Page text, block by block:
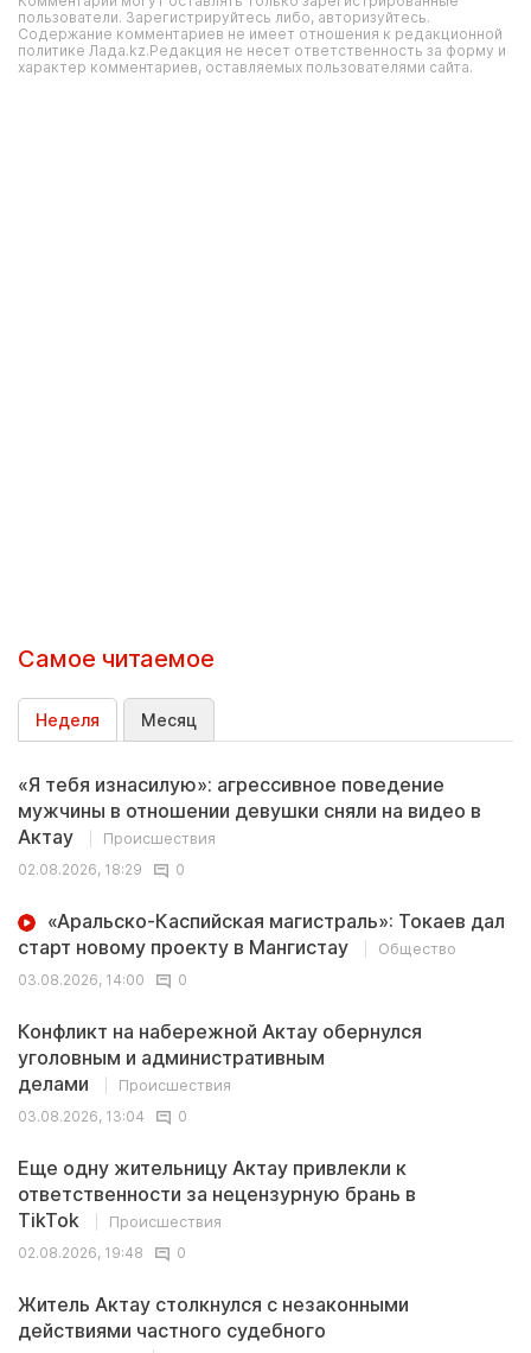
пользователи. Зарегистрируйтесь либо, авторизуйтесь.
Содержание комментариев не имеет отношения к редакционной
политике Лада.kz.Редакция не несет ответственность за форму и
характер комментариев, оставляемых пользователями сайта.
Самое читаемое
Неделя Месяц
«Я тебя изнасилую»: агрессивное поведение
мужчины в отношении девушки сняли на видео в
Актау
Происшествия
02.08.2026, 18:29
0
«Аральско-Каспийская магистраль»: Токаев дал
старт новому проекту в Мангистау
Общество
03.08.2026, 14:00
0
Конфликт на набережной Актау обернулся
уголовным и административным
делами
Происшествия
03.08.2026, 13:04
0
Еще одну жительницу Актау привлекли к
ответственности за нецензурную брань в
TikTok
Происшествия
02.08.2026, 19:48
0
Житель Актау столкнулся с незаконными
действиями частного судебного